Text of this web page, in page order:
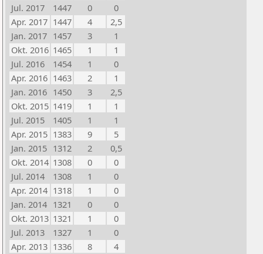
Jul. 2017
1447 0
0
Apr. 2017 1447 4
2,5
Jan. 2017 1457 3
1
Okt. 2016 1465 1
1
Jul. 2016
1454 1
0
Apr. 2016 1463 2
1
Jan. 2016 1450 3
2,5
Okt. 2015 1419 1
1
Jul. 2015
1405 1
1
Apr. 2015 1383 9
5
Jan. 2015 1312 2
0,5
Okt. 2014 1308 0
0
Jul. 2014
1308 1
0
Apr. 2014 1318 1
0
Jan. 2014 1321 0
0
Okt. 2013 1321 1
0
Jul. 2013
1327 1
0
Apr. 2013 1336 8
4